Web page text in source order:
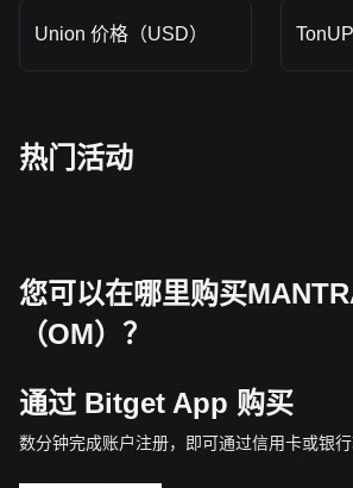
Union 价格（USD）
热门活动
您可以在哪里购买
（OM）？
通过 Bitget App 购买
数分钟完成账户注册，即可通过信用卡或银行